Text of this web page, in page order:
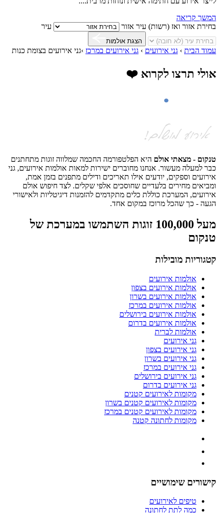
המשך קריאה
בחירת אזור ואז (רשות) עיר אזור עיר
הצגת אולמות
עמוד הבית › גני אירועים › גני אירועים במרכז ›גני אירועים בצומת כנות
אולי תרצו לקרוא ❤️
טנקום - מצאתי אולם היא הפלטפורמה החכמה שמלווה זוגות מתחתנים
כבר למעלה מעשור. אנחנו מחוברים ישירות למאות אולמות אירועים, גני
אירועים וספקים, יודעים אילו תאריכים ודילים מתפנים בזמן אמת,
ומביאים מחירים בלעדיים שחוסכים אלפי שקלים. לצד חיפוש אולם
אירועים, המערכת כוללת כלים מתקדמים להזמנות דיגיטליות ולאישורי
הגעה - כך שהכל מרוכז במקום אחד.
מעל 100,000 זוגות השתמשו במערכת של
טנקום
קטגוריות מובילות
אולמות אירועים
אולמות אירועים בצפון
אולמות אירועים בשרון
אולמות אירועים במרכז
אולמות אירועים בירושלים
אולמות אירועים בדרום
אולמות לברית
גני אירועים
גני אירועים בצפון
גני אירועים בשרון
גני אירועים במרכז
גני אירועים בירושלים
גני אירועים בדרום
מקומות לאירועים קטנים
מקומות לאירועים קטנים בשרון
מקומות לאירועים קטנים במרכז
מקומות לחתונה קטנה
קישורים שימושיים
טיפים לאירועים
כמה לתת לחתונה